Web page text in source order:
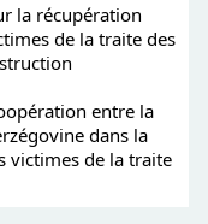
la récupération
de la traite des
entre la
dans la
victimes de la traite